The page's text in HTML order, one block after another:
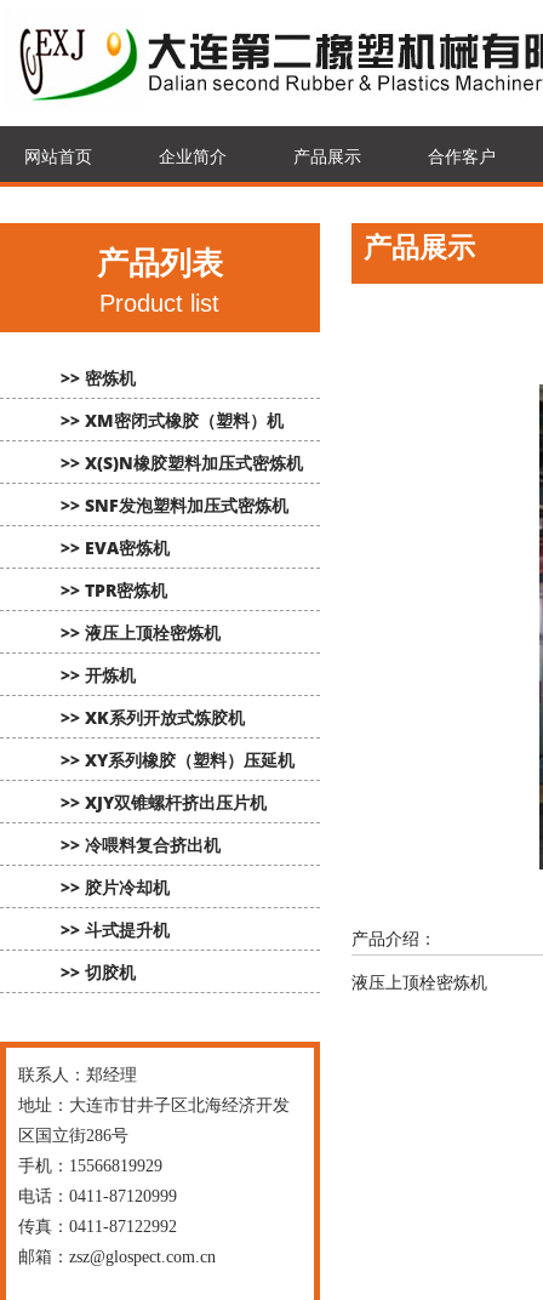
网站首页 企业简介 产品展示 合作客户
产品列表
Product list
>> 密炼机
>> XM密闭式橡胶（塑料）机
>> X(S)N橡胶塑料加压式密炼机
>> SNF发泡塑料加压式密炼机
>> EVA密炼机
>> TPR密炼机
>> 液压上顶栓密炼机
>> 开炼机
>> XK系列开放式炼胶机
>> XY系列橡胶（塑料）压延机
>> XJY双锥螺杆挤出压片机
>> 冷喂料复合挤出机
>> 胶片冷却机
>> 斗式提升机
>> 切胶机
联系人：郑经理
地址：大连市甘井子区北海经济开发
区国立街286号
手机：15566819929
电话：0411-87120999
传真：0411-87122992
邮箱： zsz@glospect.com.cn
产品展示
产品介绍：
液压上顶栓密炼机